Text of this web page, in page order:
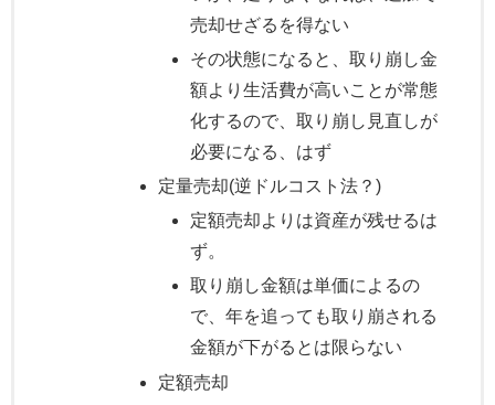
売却せざるを得ない
その状態になると、取り崩し金
額より生活費が高いことが常態
化するので、取り崩し見直しが
必要になる、はず
定量売却(逆ドルコスト法？)
定額売却よりは資産が残せるは
ず。
取り崩し金額は単価によるの
で、年を追っても取り崩される
金額が下がるとは限らない
定額売却